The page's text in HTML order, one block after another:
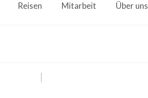
Reisen Mitarbeit Über uns